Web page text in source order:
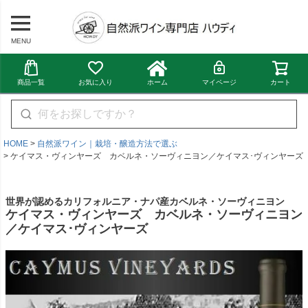
MENU
商品一覧 お気に入り ホーム マイページ カート
HOME
自然派ワイン｜栽培・醸造方法で選ぶ
ケイマス・ヴィンヤーズ カベルネ・ソーヴィニヨン／ケイマス･ヴィンヤーズ
世界が認めるカリフォルニア・ナパ産カベルネ・ソーヴィニヨン
ケイマス・ヴィンヤーズ カベルネ・ソーヴィニヨン
／ケイマス･ヴィンヤーズ